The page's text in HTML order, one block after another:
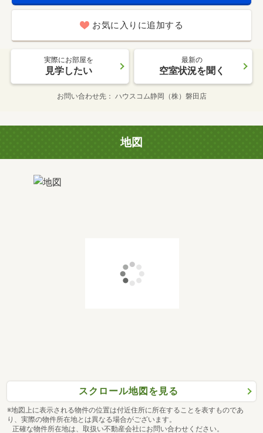
お気に入りに追加する
実際にお部屋を
見学したい
最新の
空室状況を聞く
お問い合わせ先 ハウスコム静岡（株）磐田店
地図
スクロール地図を見る
※地図上に表示される物件の位置は付近住所に所在することを表すものであ
り、実際の物件所在地とは異なる場合がございます。
正確な物件所在地は、取扱い不動産会社にお問い合わせください。